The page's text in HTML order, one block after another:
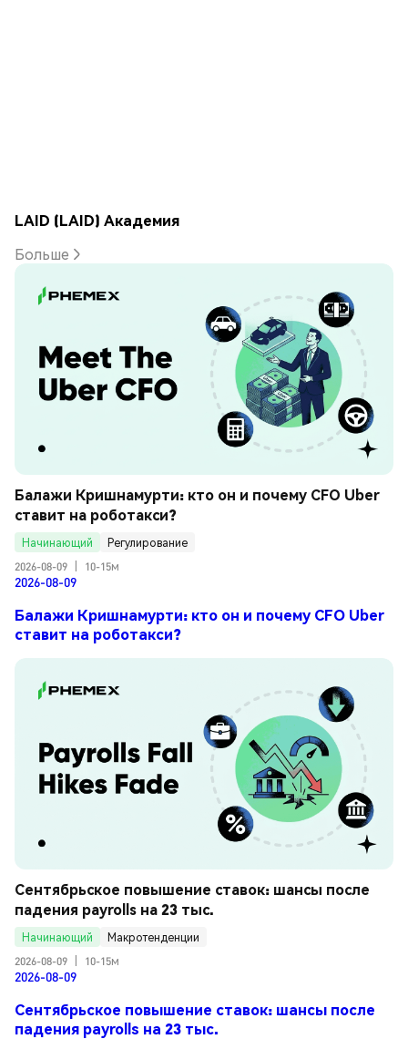
LAID (LAID) Академия
Больше
Балажи Кришнамурти: кто он и почему CFO Uber
ставит на роботакси?
Начинающий
Регулирование
2026-08-09
10-15м
2026-08-09
Балажи Кришнамурти: кто он и почему CFO Uber
ставит на роботакси?
Сентябрьское повышение ставок: шансы после
падения payrolls на 23 тыс.
Начинающий
Макротенденции
2026-08-09
10-15м
2026-08-09
Сентябрьское повышение ставок: шансы после
падения payrolls на 23 тыс.